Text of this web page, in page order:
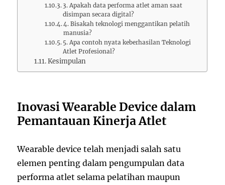
3. Apakah data performa atlet aman saat
disimpan secara digital?
4. Bisakah teknologi menggantikan pelatih
manusia?
5. Apa contoh nyata keberhasilan Teknologi
Atlet Profesional?
Kesimpulan
Inovasi Wearable Device dalam
Pemantauan Kinerja Atlet
Wearable device telah menjadi salah satu
elemen penting dalam pengumpulan data
performa atlet selama pelatihan maupun